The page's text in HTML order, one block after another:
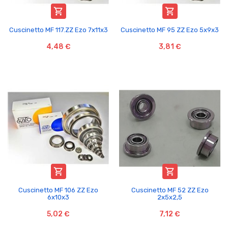

Cuscinetto MF 117.ZZ Ezo 7x11x3
4,48 €

Cuscinetto MF 95 ZZ Ezo 5x9x3
3,81 €

Cuscinetto MF 106 ZZ Ezo
6x10x3
5,02 €

Cuscinetto MF 52 ZZ Ezo
2x5x2,5
7,12 €